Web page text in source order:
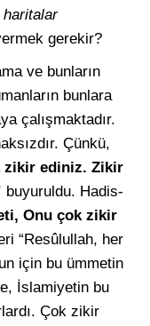
gerekir?
ve bunların
bunlara
çalışmaktadır.
Çünkü,
zikir ediniz. Zikir
buyuruldu. Hadis-
Onu çok zikir
“Resûlullah, her
için bu ümmetin
İslamiyetin bu
Çok zikir